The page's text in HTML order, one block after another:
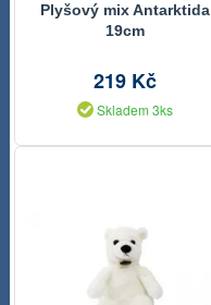
Plyšový mix Antarktida
19cm
219 Kč
Skladem 3ks